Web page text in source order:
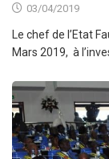
03/04/2019
Le chef de l’Etat
Mars 2019, à